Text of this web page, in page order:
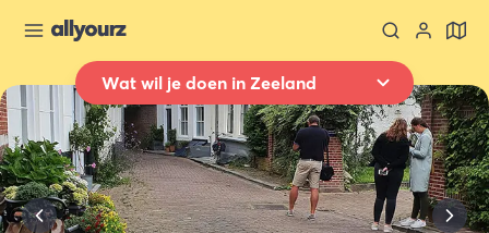
Wat wil je doen in Zeeland
Terug naar overzicht
Overnachten
Waar
Heel Zeeland